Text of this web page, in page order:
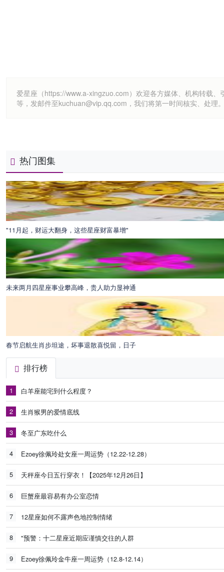
爱星座（https://www.a-xingzuo.com）欢迎各方媒体、机构转载
等，发邮件至kuchuan@vip.qq.com，我们将第一时间核实、处理
热门图集
"11月起，财运大翻身，这些星座财富暴增"
未来两月四星座事业攀高峰，贵人助力显神通
春节启航生肖步坦途，坏事退散喜悦留，日子
排行榜
1 白羊座能宅到什么程度？
2 生肖猴男的爱情底线
3 冬至广东吃什么
4 Ezoey徐佩玲处女座一周运势（12.22-12.28）
5 天秤座今日五行穿衣！【2025年12月26日】
6 巨蟹座最容易有办公室恋情
7 12星座如何不露声色地控制情绪
8 "预警：十二星座近期应谨慎交往的人群
9 Ezoey徐佩玲金牛座一周运势（12.8-12.14）